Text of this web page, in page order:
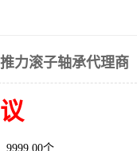
力滚子轴承代理商
9999.00个